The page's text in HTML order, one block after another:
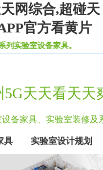
网综合,超碰天
官方看黄片
备家具。
5G天天看天
备家具、实验室装修
具 实验室设计规划